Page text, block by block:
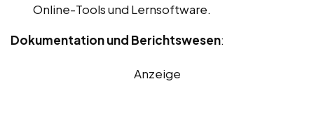
Online-Tools und Lernsoftware.
Dokumentation und Berichtswesen:
Anzeige